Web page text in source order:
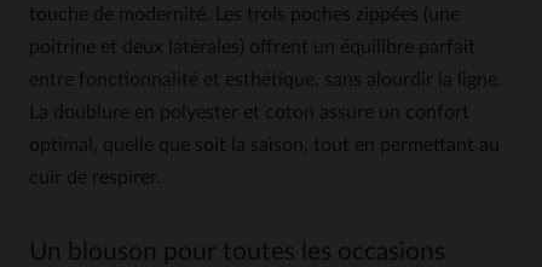
touche de modernité. Les trois poches zippées (une
poitrine et deux latérales) offrent un équilibre parfait
entre fonctionnalité et esthétique, sans alourdir la ligne.
La doublure en polyester et coton assure un confort
optimal, quelle que soit la saison, tout en permettant au
cuir de respirer.
Un blouson pour toutes les occasions